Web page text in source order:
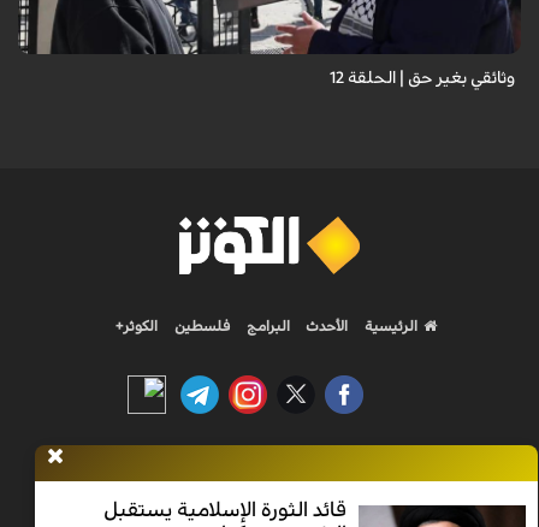
وثائقي بغير حق | الحلقة 12
قائد الثورة الإسلامية يستقبل
الرئيسية الأحدث البرامج فلسطين الكوثر+
Nilesat 11900 V | Badr 8 11747 V | Badr5 12284 V